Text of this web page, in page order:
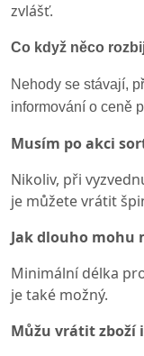
zvlášť.
Co když něco
Nehody se stávají,
informování o ceně
Musím po akci
Nikoliv, při
je můžete vrátit
Jak dlouho mohu
Minimální délka
je také možný.
Můžu vrátit zboží